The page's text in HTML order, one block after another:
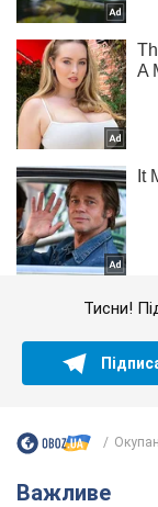
Тисни!
Важливе